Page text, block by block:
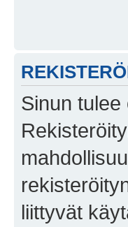
Sinun
liittyvät